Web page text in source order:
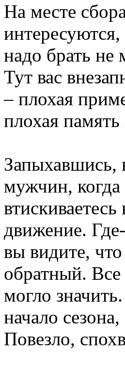
На месте
надо брать не
Тут вас
– плохая
плохая
Запыхавшись,
мужчин, когда
движение.
вы видите,
обратный. Все
могло
начало
Повезло,